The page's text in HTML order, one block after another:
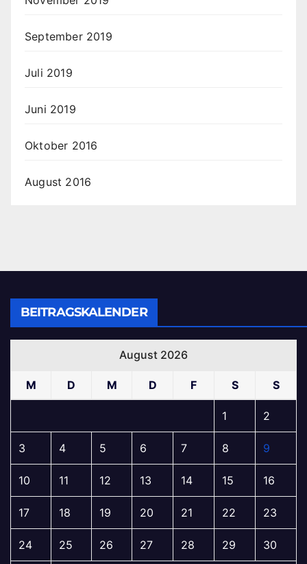
September 2019
Juli 2019
Juni 2019
Oktober 2016
August 2016
BEITRAGSKALENDER
August 2026
M D M D F S S
1 2
3 4 5 6 7 8 9
10 11 12 13 14 15 16
17 18 19 20 21 22 23
24 25 26 27 28 29 30